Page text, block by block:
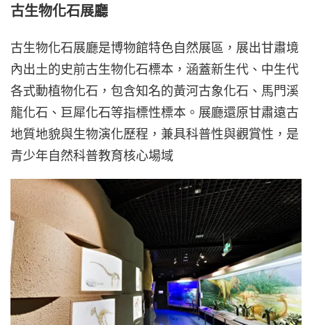
古生物化石展廳
古生物化石展廳是博物館特色自然展區，展出甘肅境
內出土的史前古生物化石標本，涵蓋新生代、中生代
各式動植物化石，包含知名的黃河古象化石、馬門溪
龍化石、巨犀化石等指標性標本。展廳還原甘肅遠古
地質地貌與生物演化歷程，兼具科普性與觀賞性，是
青少年自然科普教育核心場域